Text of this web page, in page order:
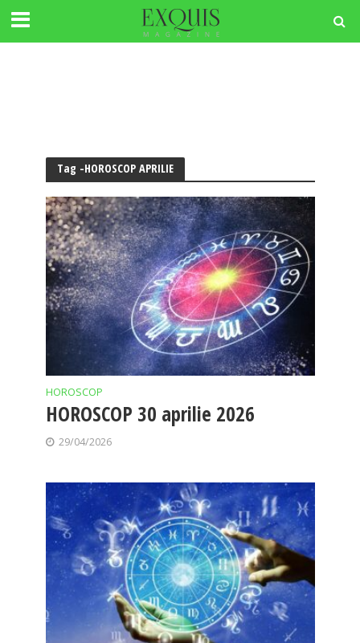
Tag -HOROSCOP APRILIE
HOROSCOP
HOROSCOP 30 aprilie 2026
29/04/2026